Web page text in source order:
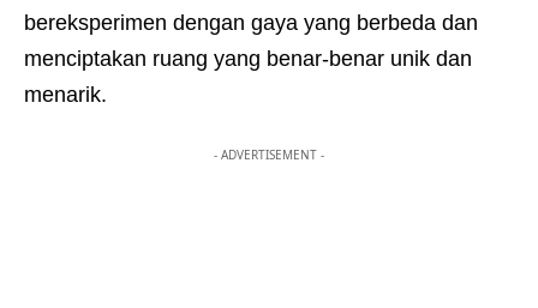
bereksperimen dengan gaya yang berbeda dan
menciptakan ruang yang benar-benar unik dan
menarik.
- ADVERTISEMENT -